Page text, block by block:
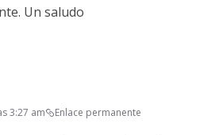
Un saludo
3:27 am Enlace permanente